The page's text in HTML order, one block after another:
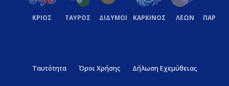
ΚΡΙΟΣ ΤΑΥΡΟΣ ΔΙΔΥΜΟΙ ΚΑΡΚΙΝΟΣ ΛΕΩΝ
Ταυτότητα Όροι Χρήσης Δήλωση Εχεμύθειας